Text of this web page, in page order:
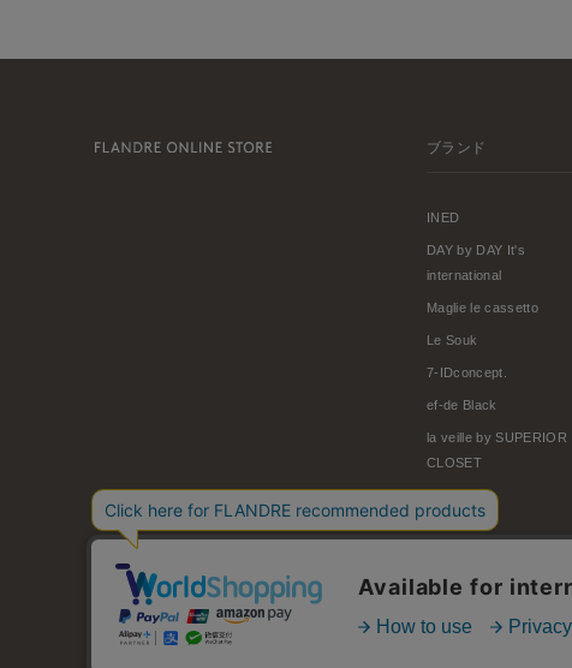
ブランド
INED
DAY by DAY It's
international
Maglie le cassetto
Le Souk
7-IDconcept.
ef-de Black
la veille by SUPERIOR
CLOSET
© FLANDRE CO., LTD.